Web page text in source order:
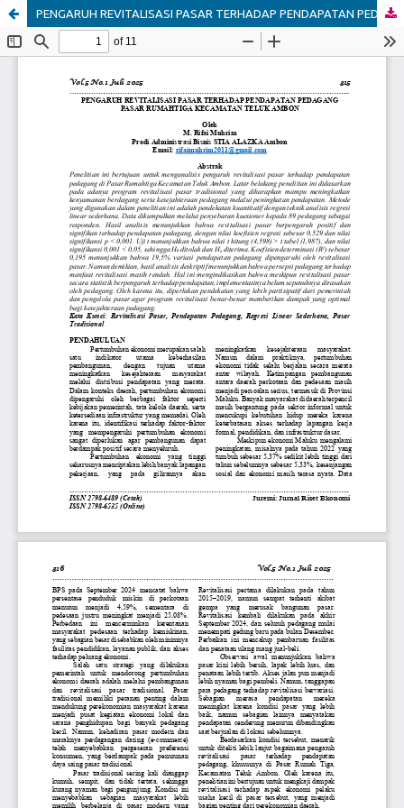
PENGARUH REVITALISASI PASAR TERHADAP PENDAPATAN PEDAGANG PASAR RUMAHTIGA KECAMATAN TELUK AMBON